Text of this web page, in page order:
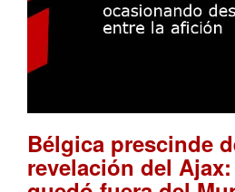
Bélgica prescinde
revelación del